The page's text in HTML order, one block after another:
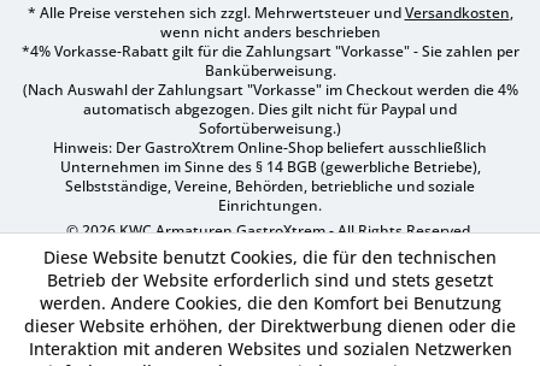
* Alle Preise verstehen sich zzgl. Mehrwertsteuer undVersandkosten,
wenn nicht anders beschrieben
*4% Vorkasse-Rabatt gilt für die Zahlungsart "Vorkasse" - Sie zahlen per
Banküberweisung.
(Nach Auswahl der Zahlungsart "Vorkasse" im Checkout werden die 4%
automatisch abgezogen. Dies gilt nicht für Paypal und
Sofortüberweisung.)
Hinweis: Der GastroXtrem Online-Shop beliefert ausschließlich
Unternehmen im Sinne des § 14 BGB (gewerbliche Betriebe),
Selbstständige, Vereine, Behörden, betriebliche und soziale
Einrichtungen.
© 2026 KWC Armaturen GastroXtrem - All Rights Reserved.
Diese Website benutzt Cookies, die für den technischen
Betrieb der Website erforderlich sind und stets gesetzt
werden. Andere Cookies, die den Komfort bei Benutzung
dieser Website erhöhen, der Direktwerbung dienen oder die
Interaktion mit anderen Websites und sozialen Netzwerken